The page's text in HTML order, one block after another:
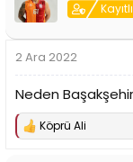
2 Ara 2022
Neden
T
Köprü Ali